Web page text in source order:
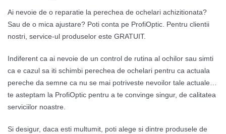
Ai nevoie de o reparatie la perechea de ochelari achizitionata?
Sau de o mica ajustare? Poti conta pe ProfiOptic. Pentru clientii
nostri, service-ul produselor este GRATUIT.
Indiferent ca ai nevoie de un control de rutina al ochilor sau simti
ca e cazul sa iti schimbi perechea de ochelari pentru ca actuala
pereche da semne ca nu se mai potriveste nevoilor tale actuale…
te asteptam la ProfiOptic pentru a te convinge singur, de calitatea
serviciilor noastre.
Si desigur, daca esti multumit, poti alege si dintre produsele de